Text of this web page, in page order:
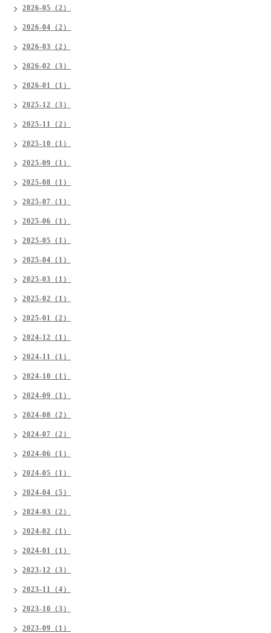
2026-05（2）
2026-04（2）
2026-03（2）
2026-02（3）
2026-01（1）
2025-12（3）
2025-11（2）
2025-10（1）
2025-09（1）
2025-08（1）
2025-07（1）
2025-06（1）
2025-05（1）
2025-04（1）
2025-03（1）
2025-02（1）
2025-01（2）
2024-12（1）
2024-11（1）
2024-10（1）
2024-09（1）
2024-08（2）
2024-07（2）
2024-06（1）
2024-05（1）
2024-04（5）
2024-03（2）
2024-02（1）
2024-01（1）
2023-12（3）
2023-11（4）
2023-10（3）
2023-09（1）